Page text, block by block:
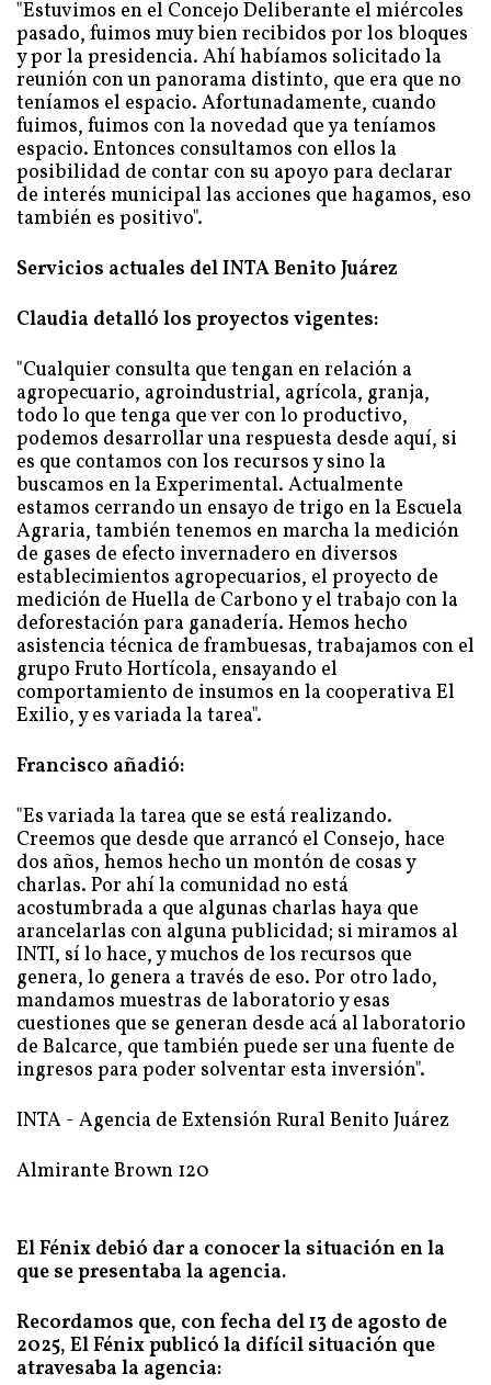
"Estuvimos en el Concejo Deliberante el miércoles
pasado, fuimos muy bien recibidos por los bloques
y por la presidencia. Ahí habíamos solicitado la
reunión con un panorama distinto, que era que no
teníamos el espacio. Afortunadamente, cuando
fuimos, fuimos con la novedad que ya teníamos
espacio. Entonces consultamos con ellos la
posibilidad de contar con su apoyo para declarar
de interés municipal las acciones que hagamos, eso
también es positivo".
Servicios actuales del INTA Benito Juárez
Claudia detalló los proyectos vigentes:
"Cualquier consulta que tengan en relación a
agropecuario, agroindustrial, agrícola, granja,
todo lo que tenga que ver con lo productivo,
podemos desarrollar una respuesta desde aquí, si
es que contamos con los recursos y sino la
buscamos en la Experimental. Actualmente
estamos cerrando un ensayo de trigo en la Escuela
Agraria, también tenemos en marcha la medición
de gases de efecto invernadero en diversos
establecimientos agropecuarios, el proyecto de
medición de Huella de Carbono y el trabajo con la
deforestación para ganadería. Hemos hecho
asistencia técnica de frambuesas, trabajamos con el
grupo Fruto Hortícola, ensayando el
comportamiento de insumos en la cooperativa El
Exilio, y es variada la tarea".
Francisco añadió:
"Es variada la tarea que se está realizando.
Creemos que desde que arrancó el Consejo, hace
dos años, hemos hecho un montón de cosas y
charlas. Por ahí la comunidad no está
acostumbrada a que algunas charlas haya que
arancelarlas con alguna publicidad; si miramos al
INTI, sí lo hace, y muchos de los recursos que
genera, lo genera a través de eso. Por otro lado,
mandamos muestras de laboratorio y esas
cuestiones que se generan desde acá al laboratorio
de Balcarce, que también puede ser una fuente de
ingresos para poder solventar esta inversión".
INTA - Agencia de Extensión Rural Benito Juárez
Almirante Brown 120
El Fénix debió dar a conocer la situación en la
que se presentaba la agencia.
Recordamos que, con fecha del 13 de agosto de
2025, El Fénix publicó la difícil situación que
atravesaba la agencia: